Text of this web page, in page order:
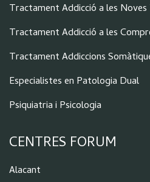
Tractament Addicció a les
Tractament Addicció a les
Tractament Addiccions
Especialistes en Patologia Dual
Psiquiatria i Psicologia
CENTRES FORUM
Alacant